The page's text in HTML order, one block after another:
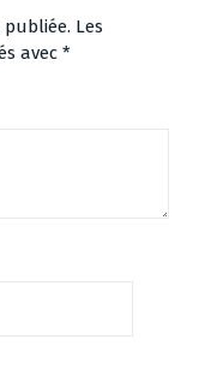
publiée. Les
avec *